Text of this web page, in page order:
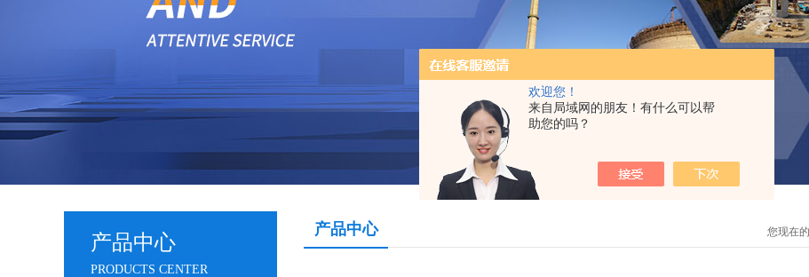
欢迎您！
来自局域网的朋友！有什么可以帮
助您的吗？
产品中心
PRODUCTS CENTER
产品中心 您现在